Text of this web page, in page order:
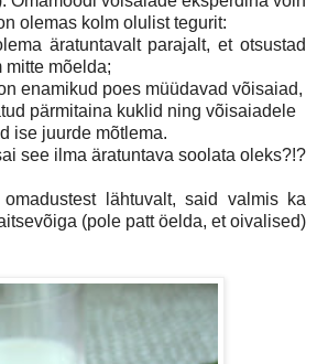
olemas kolm olulist tegurit:
äratuntavalt parajalt, et otsustad
mitte mõelda;
enamikud poes müüdavad võisaiad,
pärmitaina kuklid ning võisaiadele
ise juurde mõtlema.
see ilma äratuntava soolata oleks?!?
lähtuvalt, said valmis ka
(pole patt öelda, et oivalised)